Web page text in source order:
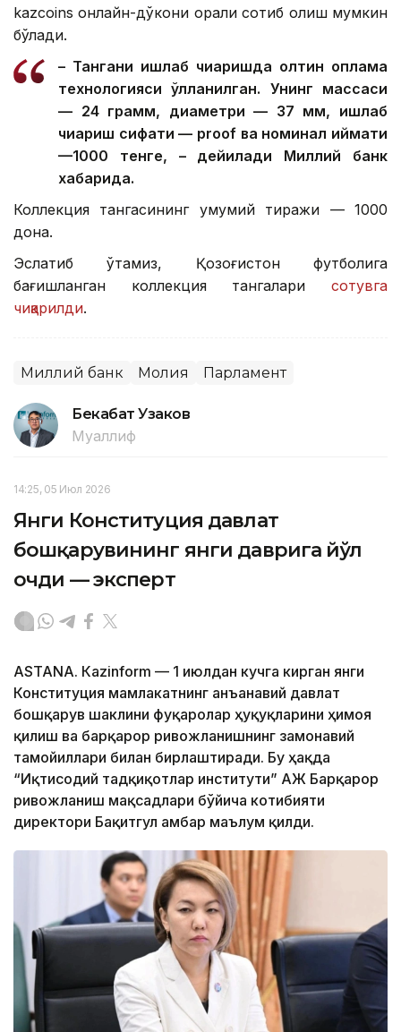
kazcoins онлайн-дўкони орқали сотиб олиш мумкин
бўлади.
– Тангани ишлаб чиқаришда олтин қоплама
технологияси қўлланилган. Унинг массаси
— 24 грамм, диаметри — 37 мм, ишлаб
чиқариш сифати — proof ва номинал қиймати
—1000 тенге, – дейилади Миллий банк
хабарида.
Коллекция тангасининг умумий тиражи — 1000
дона.
Эслатиб ўтамиз, Қозоғистон футболига
бағишланган коллекция тангалари сотувга
чиқарилди.
Миллий банк Молия Парламент
Бекабат Узаков
Муаллиф
14:25, 05 Июл 2026
Янги Конституция давлат
бошқарувининг янги даврига йўл
очди — эксперт
ASTANА. Кazinform — 1 июлдан кучга кирган янги
Конституция мамлакатнинг анъанавий давлат
бошқарув шаклини фуқаролар ҳуқуқларини ҳимоя
қилиш ва барқарор ривожланишнинг замонавий
тамойиллари билан бирлаштиради. Бу ҳақда
“Иқтисодий тадқиқотлар институти” АЖ Барқарор
ривожланиш мақсадлари бўйича котибияти
директори Бақитгул Қамбар маълум қилди.